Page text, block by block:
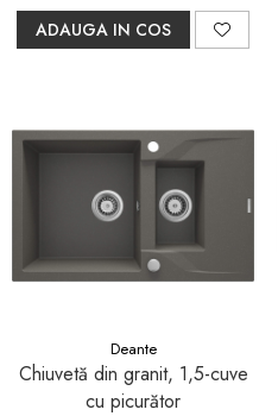
ADAUGA IN COS
Deante
Chiuvetă din granit, 1,5-cuve
cu picurător